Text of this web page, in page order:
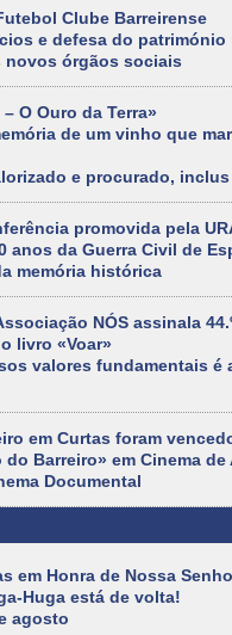
Clube Barreirense
e defesa do património
novos órgãos sociais
O Ouro da Terra»
de um vinho que
e procurado, inclus
promovida pela
anos da Guerra Civil de
memória histórica
NÓS assinala
livro «Voar»
valores fundamentais é
em Curtas foram
do Barreiro» em Cinema de
Documental
em Honra de Nossa
Huga está de volta!
agosto